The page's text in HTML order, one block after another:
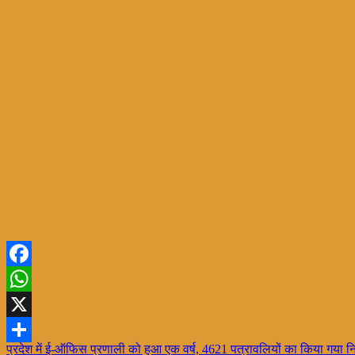
Facebook
WhatsApp
X
प्रदेश में ई-ऑफिस प्रणाली को हुआ एक वर्ष, 4621 पत्रावलियों का किया गया